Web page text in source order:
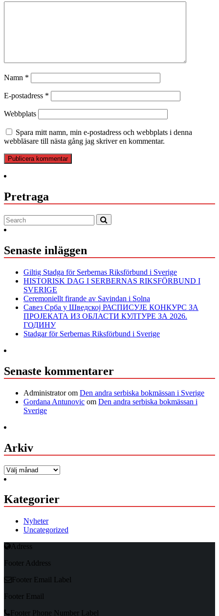
Namn *
E-postadress *
Webbplats
Spara mitt namn, min e-postadress och webbplats i denna
webbläsare till nästa gång jag skriver en kommentar.
Pretraga
Senaste inläggen
Giltig Stadga för Serbernas Riksförbund i Sverige
HISTORISK DAG I SERBERNAS RIKSFÖRBUND I
SVERIGE
Ceremoniellt firande av Savindan i Solna
Савез Срба у Шведској РАСПИСУЈЕ КОНКУРС ЗА
ПРОЈЕКАТА ИЗ ОБЛАСТИ КУЛТУРЕ ЗА 2026.
ГОДИНУ
Stadgar för Serbernas Riksförbund i Sverige
Senaste kommentarer
Administratorom Den andra serbiska bokmässan i Sverige
Gordana Antunovic om Den andra serbiska bokmässan i
Sverige
Arkiv
Arkiv
Kategorier
Nyheter
Uncategorized
Adress
Footer Address
Footer Email Label
Footer Email
Footer Phone Number Label